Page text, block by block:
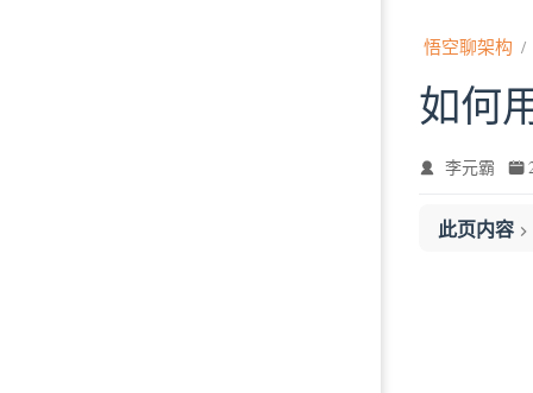
悟空聊架构
如何
李元霸
此页内容